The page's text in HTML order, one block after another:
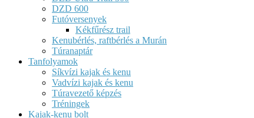
DZD 600
Futóversenyek
Kékfűrész trail
Kenubérlés, raftbérlés a Murán
Túranaptár
Tanfolyamok
Síkvízi kajak és kenu
Vadvízi kajak és kenu
Túravezető képzés
Tréningek
Kajak-kenu bolt